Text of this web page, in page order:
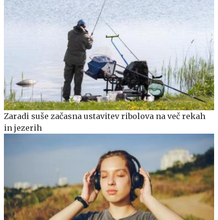
Zaradi suše začasna ustavitev ribolova na več rekah
in jezerih